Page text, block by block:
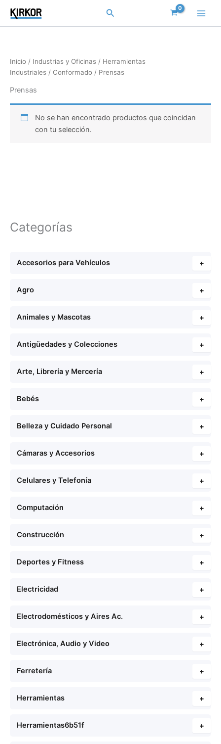
contenido
Buscar
Categorías
Accesorios para Vehículos +
Agro +
Animales y Mascotas +
Antigüedades y Colecciones +
Arte, Librería y Mercería +
Bebés +
Belleza y Cuidado Personal +
Cámaras y Accesorios +
Celulares y Telefonía +
Computación +
Construcción +
Deportes y Fitness +
Electricidad +
Electrodomésticos y Aires Ac. +
Electrónica, Audio y Video +
Ferretería +
Herramientas +
Herramientas6b51f +
Inicio / Industrias y Oficinas / Herramientas
Industriales / Conformado / Prensas
Prensas
No se han encontrado productos que coincidan
con tu selección.